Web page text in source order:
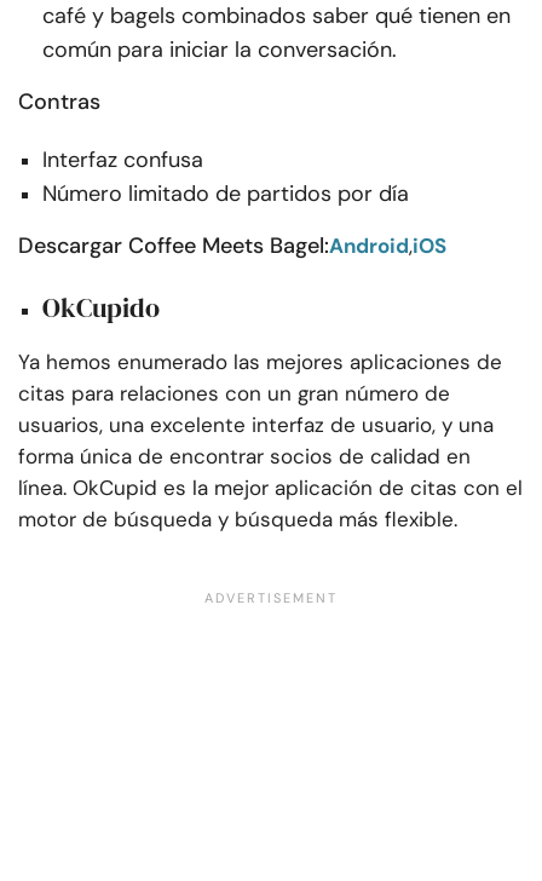
café y bagels combinados saber qué tienen en
común para iniciar la conversación.
Contras
Interfaz confusa
Número limitado de partidos por día
Descargar Coffee Meets Bagel:Android,iOS
OkCupido
Ya hemos enumerado las mejores aplicaciones de
citas para relaciones con un gran número de
usuarios, una excelente interfaz de usuario, y una
forma única de encontrar socios de calidad en
línea. OkCupid es la mejor aplicación de citas con el
motor de búsqueda y búsqueda más flexible.